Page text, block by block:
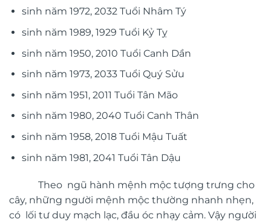
sinh năm 1972, 2032 Tuổi Nhâm Tý
sinh năm 1989, 1929 Tuổi Kỷ Tỵ
sinh năm 1950, 2010 Tuổi Canh Dần
sinh năm 1973, 2033 Tuổi Quý Sửu
sinh năm 1951, 2011 Tuổi Tân Mão
sinh năm 1980, 2040 Tuổi Canh Thân
sinh năm 1958, 2018 Tuổi Mậu Tuất
sinh năm 1981, 2041 Tuổi Tân Dậu
Theo ngũ hành mệnh mộc tượng trưng cho
cây, những người mệnh mộc thường nhanh nhẹn,
có lối tư duy mạch lạc, đầu óc nhạy cảm. Vậy người